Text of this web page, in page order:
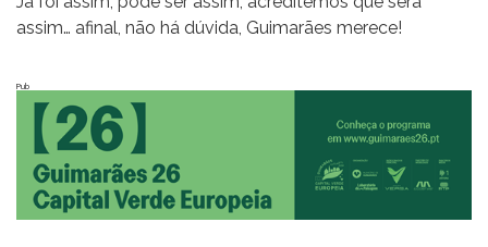
assim… afinal, não há dúvida, Guimarães merece!
Pub